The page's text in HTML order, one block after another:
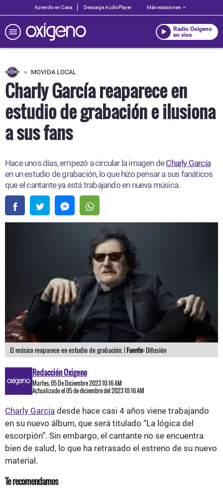
Aprendo en Casa Descarga AudioPlayer Más estaciones
Radio Oxígeno
en vivo
MOVIDA LOCAL
Charly García reaparece en
estudio de grabación e ilusiona
a sus fans
Hace unos días, empezó a circular la imagen deCharly García
en un estudio de grabación, lo que hizo pensar a sus fanáticos
que el cantante ya está trabajando en nueva música.
El músico reaparece en estudio de grabación. |Fuente:Difusión
Redacción Oxigeno
Martes, 05 De Diciembre 2023 10:16 AM
Actualizado el 05 de diciembre del 2023 10:16 AM
Charly García desde hace casi 4 años viene trabajando
en su nuevo álbum, que será titulado “La lógica del
escorpión”. Sin embargo, el cantante no se encuentra
bien de salud, lo que ha retrasado el estreno de su nuevo
material.
Te recomendamos